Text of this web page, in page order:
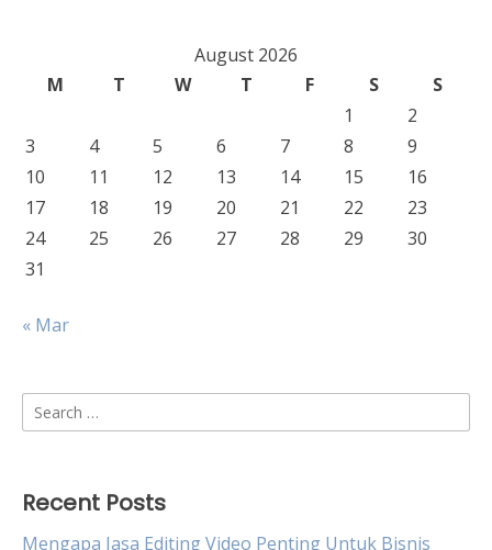
August 2026
M
T W T F S
S
1
2
3
4 5 6 7 8
9
10
11 12 13 14 15
16
17
18 19 20 21 22
23
24
25 26 27 28 29
30
31
« Mar
Search
for:
Recent Posts
Mengapa Jasa Editing Video Penting Untuk Bisnis